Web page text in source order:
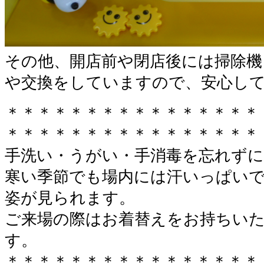
その他、開店前や閉店後には掃除
や交換をしていますので、安心し
＊＊＊＊＊＊＊＊＊＊＊＊＊＊＊
＊＊＊＊＊＊＊＊＊＊＊＊＊＊＊＊
手洗い・うがい・手消毒を忘れず
寒い季節でも場内には汗いっぱい
姿が見られます。
ご来場の際はお着替えをお持ちい
す。
＊＊＊＊＊＊＊＊＊＊＊＊＊＊＊